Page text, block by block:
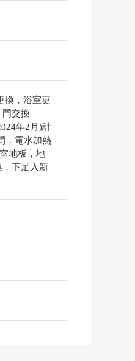
換，浴室更
門交換
年2月)計
，電水加熱
地板，地
下足入新